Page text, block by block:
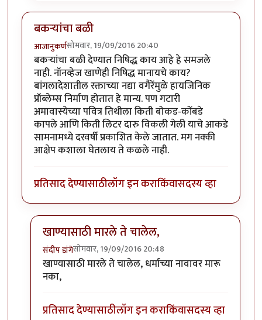
बकऱ्यांचा बळी
आजानुकर्णसोमवार, 19/09/2016 20:40
बकऱ्यांचा बळी देण्यात निषिद्ध काय आहे हे समजले
नाही. नॉनव्हेज खाणेही निषिद्ध मानायचे काय?
बांगलादेशातील रक्ताच्या नद्या वगैरेंमुळे हायजिनिक
प्रॉब्लेम्स निर्माण होतात हे मान्य. पण गटारी
अमावास्येच्या पवित्र तिथीला किती बोकड-कोंबडे
कापले आणि किती लिटर दारु विकली गेली याचे आकडे
सामनामध्ये दरवर्षी प्रकाशित केले जातात. मग नक्की
आक्षेप कशाला घेतलाय ते कळले नाही.
प्रतिसाद देण्यासाठीलॉग इन कराकिंवासदस्य व्हा
खाण्यासाठी मारले ते चालेल,
संदीप डांगेसोमवार, 19/09/2016 20:48
In reply toबकऱ्यांचा बळीbyआजानुकर्ण
खाण्यासाठी मारले ते चालेल, धर्माच्या नावावर मारू
नका,
प्रतिसाद देण्यासाठीलॉग इन कराकिंवासदस्य व्हा